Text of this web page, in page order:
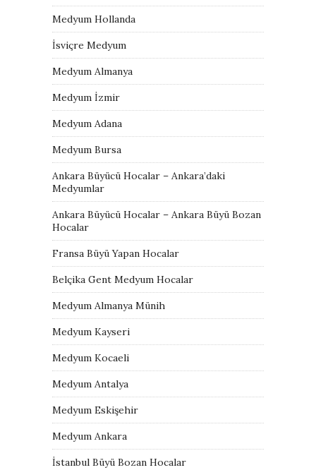
Medyum Hollanda
İsviçre Medyum
Medyum Almanya
Medyum İzmir
Medyum Adana
Medyum Bursa
Ankara Büyücü Hocalar – Ankara’daki
Medyumlar
Ankara Büyücü Hocalar – Ankara Büyü Bozan
Hocalar
Fransa Büyü Yapan Hocalar
Belçika Gent Medyum Hocalar
Medyum Almanya Münih
Medyum Kayseri
Medyum Kocaeli
Medyum Antalya
Medyum Eskişehir
Medyum Ankara
İstanbul Büyü Bozan Hocalar